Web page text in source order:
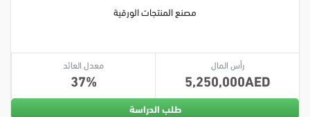
مصنع المنتجات الورقية
رأس المال
5,250,000
معدل العائد
37
طلب الدراسة